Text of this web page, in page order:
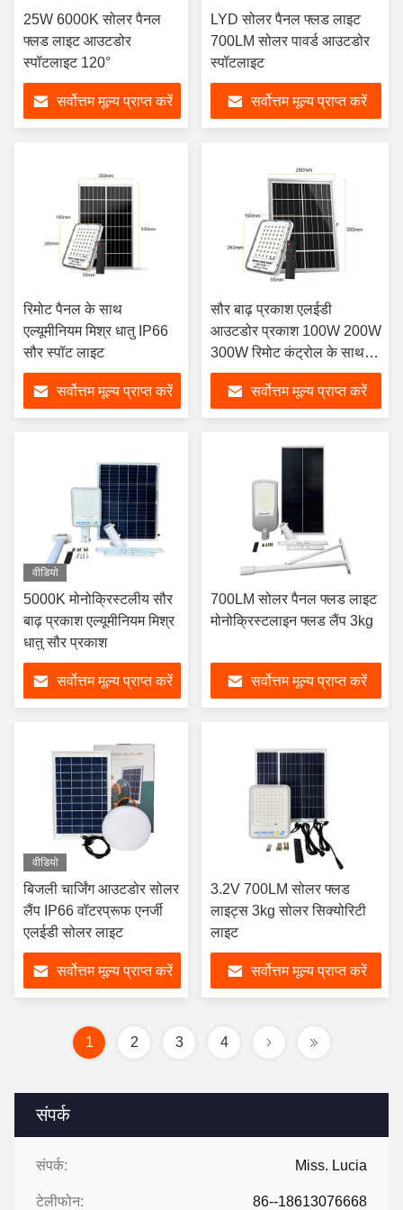
संपर्क
संपर्क: Miss. Lucia
टेलीफोन: 86--18613076668
25W 6000K सोलर पैनल
फ्लड लाइट आउटडोर
स्पॉटलाइट 120°
सर्वोत्तम मूल्य प्राप्त करें
LYD सोलर पैनल फ्लड लाइट
700LM सोलर पावर्ड आउटडोर
स्पॉटलाइट
सर्वोत्तम मूल्य प्राप्त करें
रिमोट पैनल के साथ
एल्यूमीनियम मिश्र धातु IP66
सौर स्पॉट लाइट
सर्वोत्तम मूल्य प्राप्त करें
सौर बाढ़ प्रकाश एलईडी
आउटडोर प्रकाश 100W 200W
300W रिमोट कंट्रोल के साथ
180 डिग्री घूर्णन प्रकाश सौर
बाढ़ प्रकाशसर्वोत्तम मूल्य प्राप्त करें
वीडियो
5000K मोनोक्रिस्टलीय सौर
बाढ़ प्रकाश एल्यूमीनियम मिश्र
धातु सौर प्रकाश
सर्वोत्तम मूल्य प्राप्त करें
700LM सोलर पैनल फ्लड लाइट
मोनोक्रिस्टलाइन फ्लड लैंप 3kg
सर्वोत्तम मूल्य प्राप्त करें
वीडियो
बिजली चार्जिंग आउटडोर सोलर
लैंप IP66 वॉटरप्रूफ एनर्जी
एलईडी सोलर लाइट
सर्वोत्तम मूल्य प्राप्त करें
3.2V 700LM सोलर फ्लड
लाइट्स 3kg सोलर सिक्योरिटी
लाइट
सर्वोत्तम मूल्य प्राप्त करें
1 2 3 4